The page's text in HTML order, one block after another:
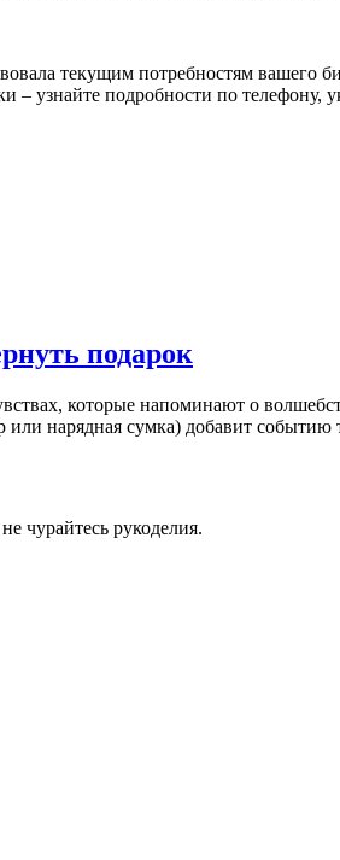
текущим потребностям вашего
узнайте подробности по телефону,
подарок
которые напоминают о
нарядная сумка) добавит событию
чурайтесь рукоделия.